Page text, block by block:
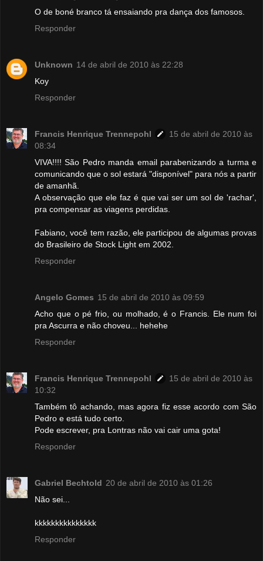
O de boné branco tá ensaiando pra dança dos famosos.
Responder
Unknown 14 de abril de 2010 às 22:28
Koy
Responder
Francis Henrique Trennepohl
15 de abril de 2010 às
08:34
VIVA!!!! São Pedro manda email parabenizando a turma e
comunicando que o sol estará "disponível" para nós a partir
de amanhã.
A observação que ele faz é que vai ser um sol de 'rachar',
pra compensar as viagens perdidas.
Fabiano, você tem razão, ele participou de algumas provas
do Brasileiro de Stock Light em 2002.
Responder
Angelo Gomes 15 de abril de 2010 às 09:59
Acho que o pé frio, ou molhado, é o Francis. Ele num foi
pra Ascurra e não choveu... hehehe
Responder
Francis Henrique Trennepohl
15 de abril de 2010 às
10:32
Também tô achando, mas agora fiz esse acordo com São
Pedro e está tudo certo.
Pode escrever, pra Lontras não vai cair uma gota!
Responder
Gabriel Bechtold 20 de abril de 2010 às 01:26
Não sei...
kkkkkkkkkkkkkkk
Responder